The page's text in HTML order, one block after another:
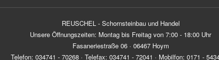
REUSCHEL - Schornsteinbau und Handel
Unsere Öffnungszeiten: Montag bis Freitag von 7:00 - 18:00 Uhr
Fasaneriestraße 06 · 06467 Hoym
Telefon: 034741 - 70268 · Telefax: 034741 - 72041 · Mobilfon: 0171 -